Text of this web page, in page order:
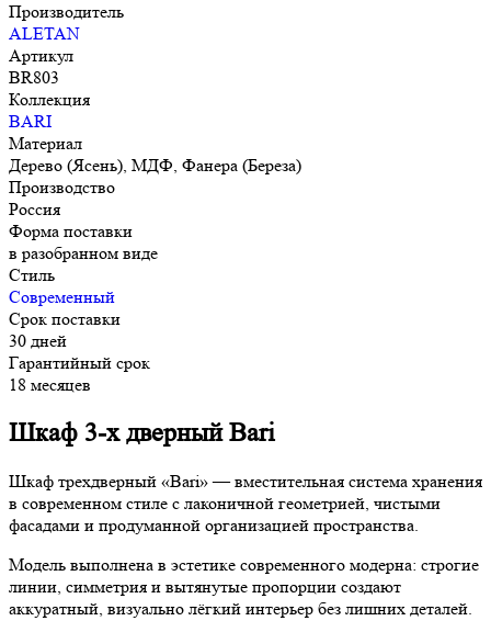
Производитель
ALETAN
Артикул
BR803
Коллекция
BARI
Материал
Дерево (Ясень), МДФ, Фанера (Береза)
Производство
Россия
Форма поставки
в разобранном виде
Стиль
Современный
Срок поставки
30 дней
Гарантийный срок
18 месяцев
Шкаф 3-х дверный Bari
Шкаф трехдверный «Bari» — вместительная система хранения
в современном стиле с лаконичной геометрией, чистыми
фасадами и продуманной организацией пространства.
Модель выполнена в эстетике современного модерна: строгие
линии, симметрия и вытянутые пропорции создают
аккуратный, визуально лёгкий интерьер без лишних деталей.